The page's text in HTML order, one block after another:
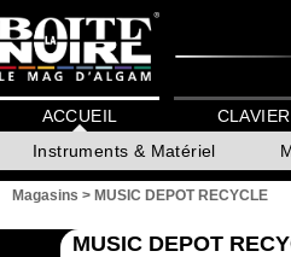
ACCUEIL
Instruments & Matériel
CLAVIER
Magasins > MUSIC DEPOT RECYCLE
MUSIC DEPOT